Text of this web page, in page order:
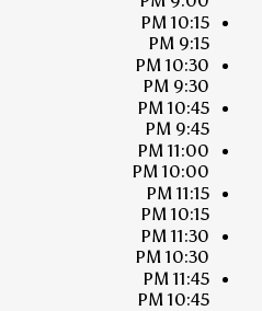
10:15 PM
9:15 PM
10:30 PM
9:30 PM
10:45 PM
9:45 PM
11:00 PM
10:00 PM
11:15 PM
10:15 PM
11:30 PM
10:30 PM
11:45 PM
10:45 PM